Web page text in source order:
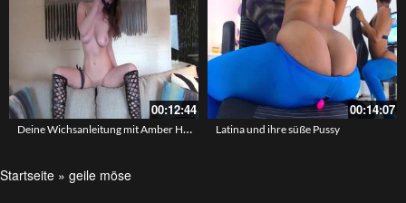
00:12:44
Deine Wichsanleitung mit Amber Hahn
00:14:07
Latina und ihre süße Pussy
Startseite » geile möse